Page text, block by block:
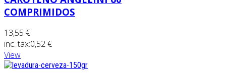
COMPRIMIDOS
13,55 €
inc. tax:0,52 €
View